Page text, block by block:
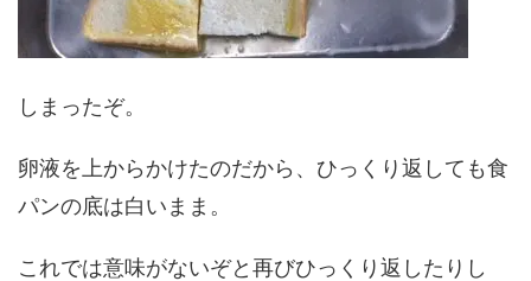
しまったぞ。
卵液を上からかけたのだから、ひっくり返しても食
パンの底は白いまま。
これでは意味がないぞと再びひっくり返したりし